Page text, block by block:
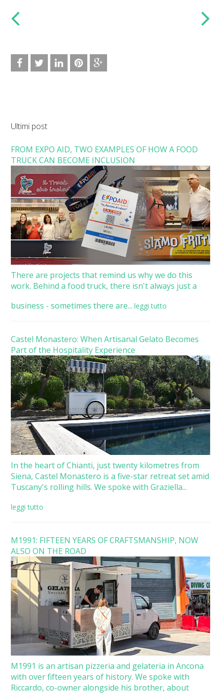
Ultimi post
FROM EXPO AID, TWO EXAMPLES OF HOW A FOOD
TRUCK CAN BECOME INCLUSION
There are projects that remind us why we do this
work. Behind a food truck, there isn't always just a
business - sometimes there are... leggi tutto
Castel Monastero: When Artisanal Gelato Becomes
Part of the Hospitality Experience
In the heart of Chianti, just twenty kilometres from
Siena, Castel Monastero is a five-star retreat set amid
Tuscany's rolling hills. We spoke with Graziella...
leggi tutto
M1991: FIFTEEN YEARS OF CRAFTSMANSHIP, NOW
ALSO ON THE ROAD
M1991 is an artisan pizzeria and gelateria in Ancona
with over fifteen years of history. We spoke with
Riccardo, co-owner alongside his brother, about